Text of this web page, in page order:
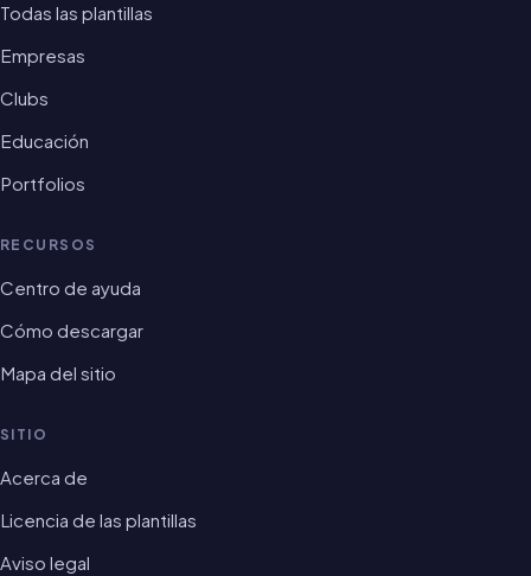
Todas las plantillas
Empresas
Clubs
Educación
Portfolios
RECURSOS
Centro de ayuda
Cómo descargar
Mapa del sitio
SITIO
Acerca de
Licencia de las plantillas
Aviso legal